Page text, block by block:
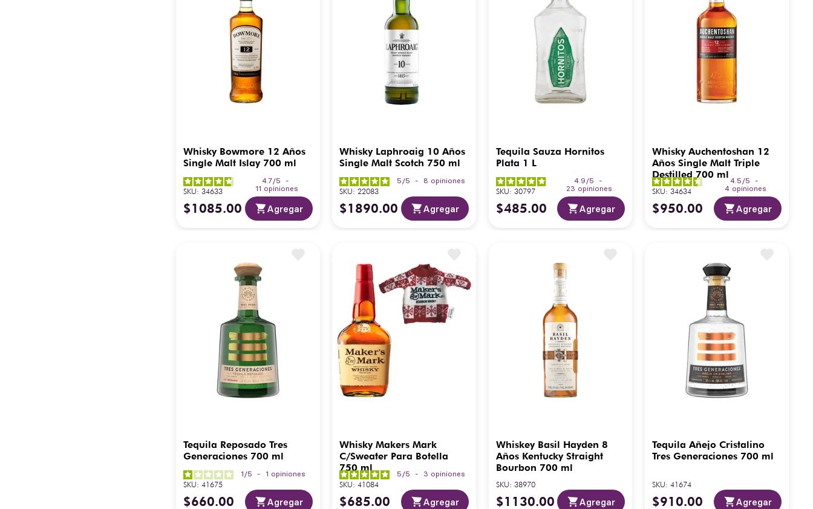
Whisky Bowmore 12 Años
Single Malt Islay 700 ml
4.7/5
-
11 opiniones
SKU:34633
$1085.00 Agregar
Whisky Laphroaig 10 Años
Single Malt Scotch 750 ml
5 /5 - 8 opiniones
SKU:22083
$1890.00 Agregar
Tequila Sauza Hornitos
Plata 1 L
4.9 /5
-
23 opiniones
SKU: 30797
$485.00 Agregar
Whisky Auchentoshan 12
Años Single Malt Triple
Destilled 700 ml
4.5 /5
-
4 opiniones
SKU:34634
$950.00 Agregar
Tequila Reposado Tres
Generaciones 700 ml
1 /5 - 1 opiniones
SKU:41675
$660.00 Agregar
Whisky Makers Mark
C/Sweater Para Botella
750 ml
5 /5 - 3 opiniones
SKU:41084
$685.00 Agregar
Whiskey Basil Hayden 8
Años Kentucky Straight
Bourbon 700 ml
SKU: 38970
$1130.00 Agregar
Tequila Añejo Cristalino
Tres Generaciones 700 ml
SKU:41674
$910.00 Agregar